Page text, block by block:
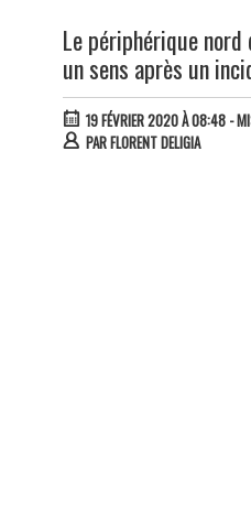
Le périphérique nord
un sens après un
19 FÉVRIER 2020 À 08:48-
PARFLORENT DELIGIA